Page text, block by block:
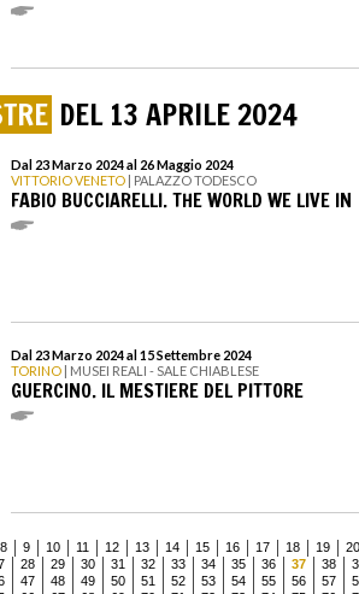
DEL 13 APRILE 2024
Dal 23 Marzo 2024 al 26 Maggio 2024
VITTORIO VENETO | PALAZZO TODESCO
FABIO BUCCIARELLI. THE WORLD WE LIVE IN
Dal 23 Marzo 2024 al 15 Settembre 2024
TORINO | MUSEI REALI - SALE CHIABLESE
GUERCINO. IL MESTIERE DEL PITTORE
8 9 10 11 12 13 14 15 16 17 18 19
20
28 29 30 31 32 33 34 35 36 37 38
47 48 49 50 51 52 53 54 55 56 57